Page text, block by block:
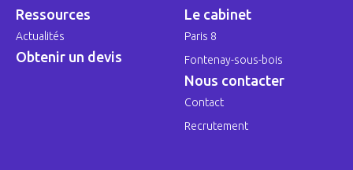
Ressources
Actualités
Obtenir un devis
Le cabinet
Paris 8
Fontenay-sous-bois
Nous contacter
Contact
Recrutement